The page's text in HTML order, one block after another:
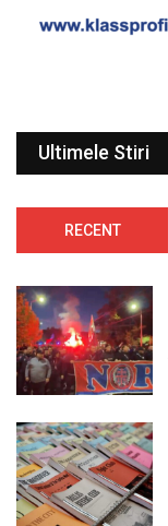
Ultimele Stiri
RECENT